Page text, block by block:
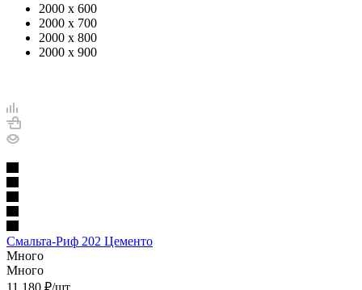
2000 х 600
2000 х 700
2000 х 800
2000 х 900
Смальта-Риф 202 Цементо
Много
Много
11 180 ₽/шт